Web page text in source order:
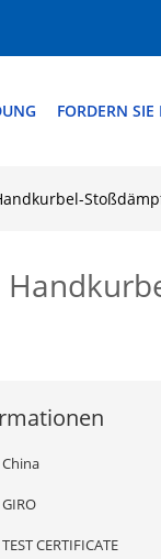
FORDERN
China
GIRO
TEST CERTIFICATE